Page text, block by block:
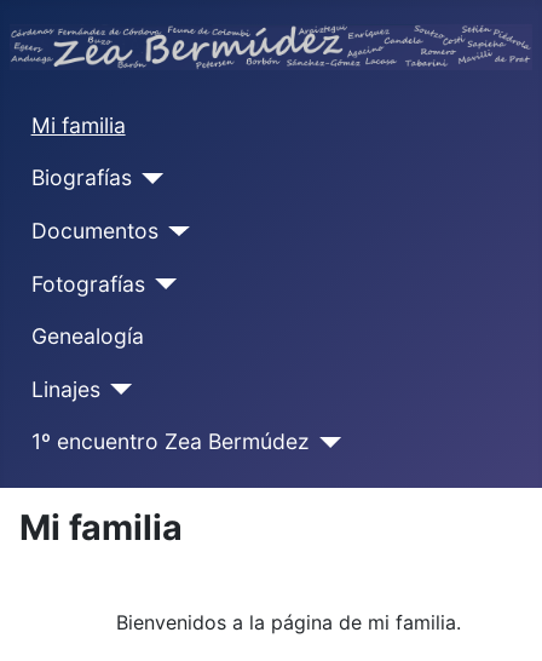
Mi familia
Biografías
Documentos
Fotografías
Genealogía
Linajes
1º encuentro Zea Bermúdez
Mi familia
Bienvenidos a la página de mi familia.